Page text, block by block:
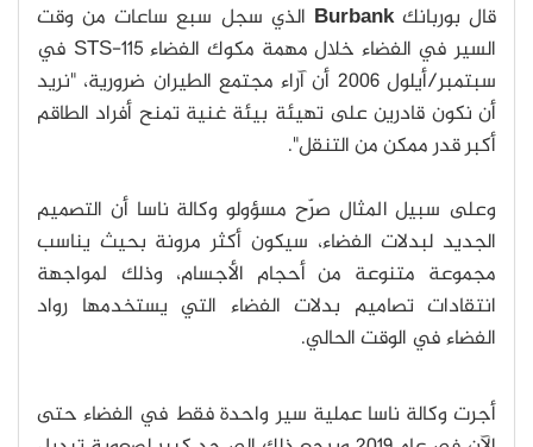
قال بوربانكBurbank الذي سجل سبع ساعات من وقت
السير في الفضاء خلال مهمة مكوك الفضاء STS-115 في
سبتمبر/أيلول 2006 أن آراء مجتمع الطيران ضرورية، "نريد
أن نكون قادرين على تهيئة بيئة غنية تمنح أفراد الطاقم
أكبر قدر ممكن من التنقل".
وعلى سبيل المثال صرّح مسؤولو وكالة ناسا أن التصميم
الجديد لبدلات الفضاء، سيكون أكثر مرونة بحيث يناسب
مجموعة متنوعة من أحجام الأجسام، وذلك لمواجهة
انتقادات تصاميم بدلات الفضاء التي يستخدمها رواد
الفضاء في الوقت الحالي.
أجرت وكالة ناسا عملية سير واحدة فقط في الفضاء حتى